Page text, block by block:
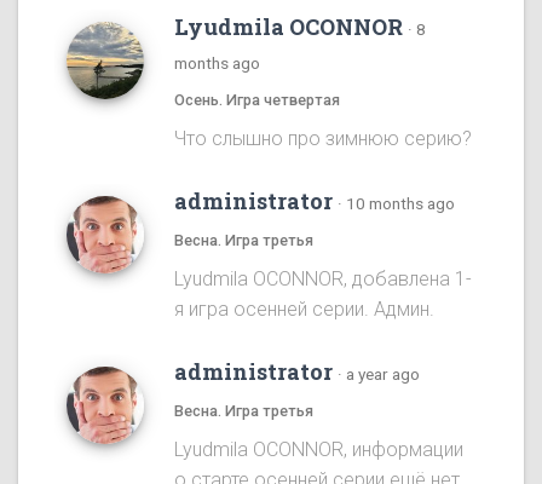
Lyudmila OCONNOR · 8
months ago
Осень. Игра четвертая
Что слышно про зимнюю серию?
administrator · 10 months ago
Весна. Игра третья
Lyudmila OCONNOR, добавлена 1-
я игра осенней серии. Админ.
administrator · a year ago
Весна. Игра третья
Lyudmila OCONNOR, информации